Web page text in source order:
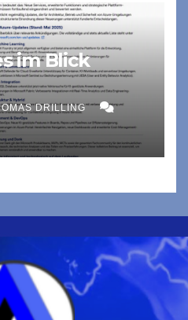
im Blick
DRILLING